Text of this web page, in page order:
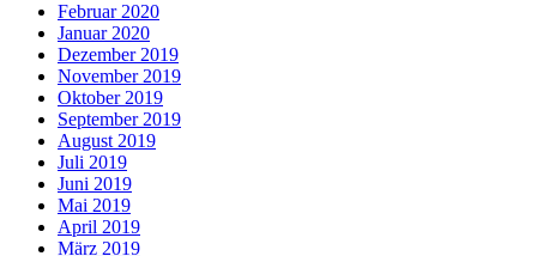
Februar 2020
Januar 2020
Dezember 2019
November 2019
Oktober 2019
September 2019
August 2019
Juli 2019
Juni 2019
Mai 2019
April 2019
März 2019